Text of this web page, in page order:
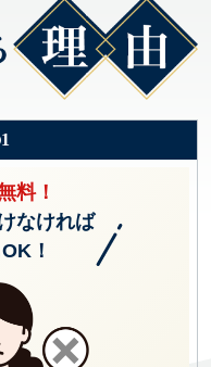
料！
なければ
！